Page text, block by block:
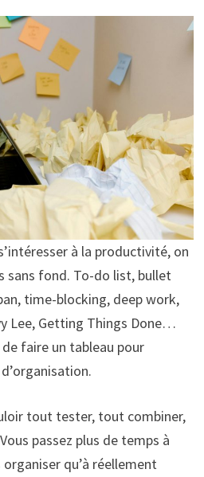
à la productivité, on
sans fond. To-do list, bullet
time-blocking, deep work,
Lee, Getting Things Done…
faire un tableau pour
tout tester, tout combiner,
passez plus de temps à
qu’à réellement